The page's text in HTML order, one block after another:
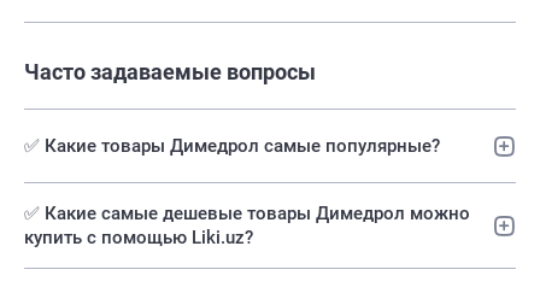
Часто задаваемые вопросы
✅ Какие товары Димедрол самые популярные?
✅️ Какие самые дешевые товары Димедрол можно
купить с помощью Liki.uz?